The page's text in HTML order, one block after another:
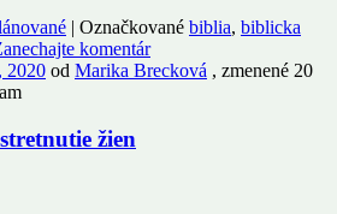
| Označkované biblia, biblicka
komentár
2020 od Marika Brecková , zmenené 20
žien